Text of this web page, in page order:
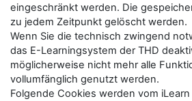
eingeschränkt werden. Die
zu jedem Zeitpunkt gelöscht werden.
Wenn Sie die technisch zwingend
das E-Learningsystem der THD
möglicherweise nicht mehr alle
vollumfänglich genutzt werden.
Folgende Cookies werden vom